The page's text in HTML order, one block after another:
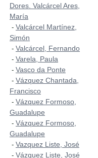
Dores. Valcárcel Ares,
María
- Valcárcel Martínez,
Simón
- Valcárcel, Fernando
- Varela, Paula
- Vasco da Ponte
- Vázquez Chantada,
Francisco
- Vázquez Formoso,
Guadalupe
- Vázquez Formoso,
Guadalupe
- Vazquez Liste, José
- Vázquez Liste, José